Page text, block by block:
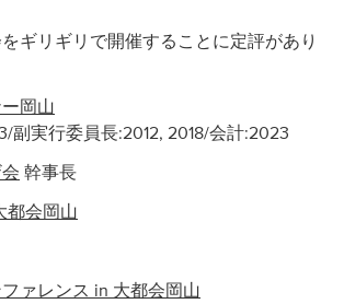
ギリギリで開催することに定評があり
岡山
副実行委員長:2012, 2018/会計:2023
幹事長
都会岡山
ァレンス in 大都会岡山